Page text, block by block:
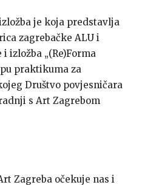
je koja predstavlja
zagrebačke ALU i
izložba „(Re)Forma
praktikuma za
Društvo povjesničara
s Art Zagrebom
Zagreba očekuje nas i